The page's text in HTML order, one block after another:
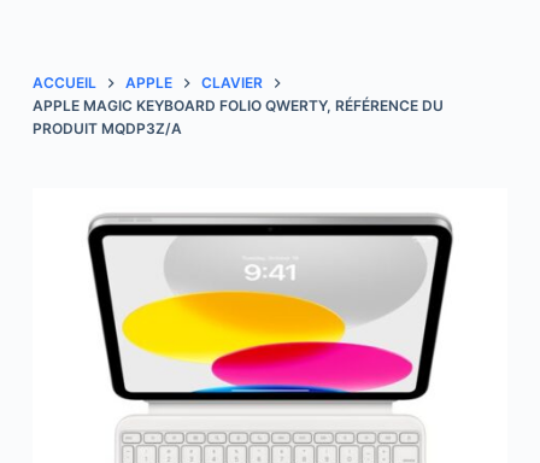
c
o
n
ACCUEIL APPLE
CLAVIER
APPLE MAGIC KEYBOARD FOLIO QWERTY, RÉFÉRENCE DU
PRODUIT MQDP3Z/A